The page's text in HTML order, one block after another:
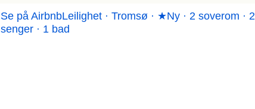
Se på AirbnbLeilighet · Tromsø · ★Ny · 2 soverom · 2
senger · 1 bad